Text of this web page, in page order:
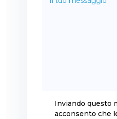
RGPD *
Inviando questo
acconsento che